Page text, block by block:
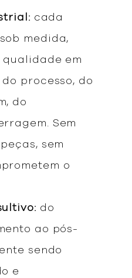
cada
medida,
em
processo, do
do
Sem
sem
o
do
ao pós-
sendo
e